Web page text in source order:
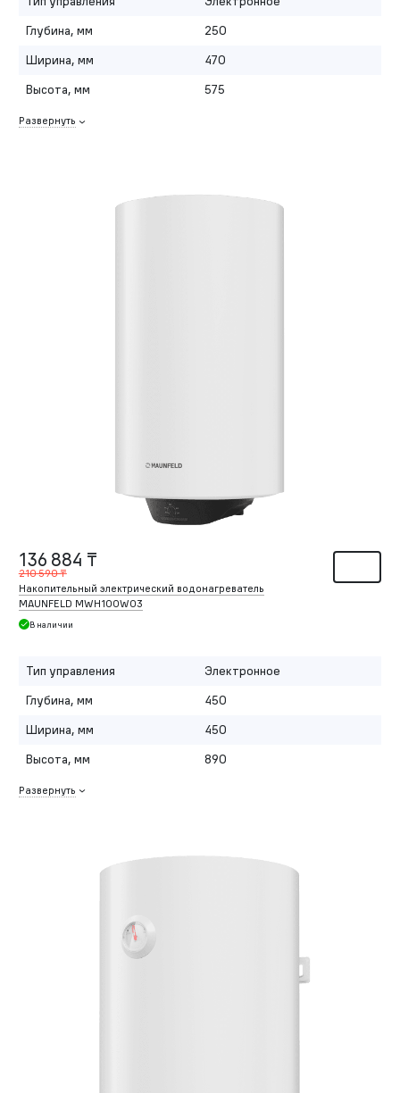
Глубина, мм
250
Ширина, мм
470
Высота, мм
575
Развернуть
136 884 ₸
210 590 ₸
Накопительный электрический водонагреватель
MAUNFELD MWH100W03
В наличии
Тип управления
Электронное
Глубина, мм
450
Ширина, мм
450
Высота, мм
890
Развернуть